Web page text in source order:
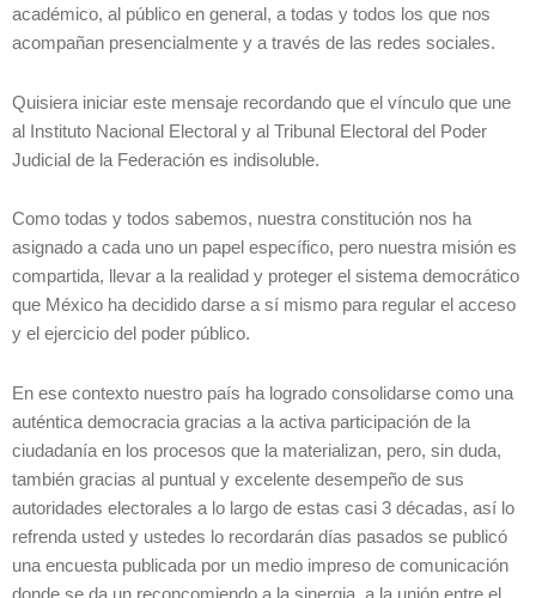
académico, al público en general, a todas y todos los que nos
acompañan presencialmente y a través de las redes sociales.
Quisiera iniciar este mensaje recordando que el vínculo que une
al Instituto Nacional Electoral y al Tribunal Electoral del Poder
Judicial de la Federación es indisoluble.
Como todas y todos sabemos, nuestra constitución nos ha
asignado a cada uno un papel específico, pero nuestra misión es
compartida, llevar a la realidad y proteger el sistema democrático
que México ha decidido darse a sí mismo para regular el acceso
y el ejercicio del poder público.
En ese contexto nuestro país ha logrado consolidarse como una
auténtica democracia gracias a la activa participación de la
ciudadanía en los procesos que la materializan, pero, sin duda,
también gracias al puntual y excelente desempeño de sus
autoridades electorales a lo largo de estas casi 3 décadas, así lo
refrenda usted y ustedes lo recordarán días pasados se publicó
una encuesta publicada por un medio impreso de comunicación
donde se da un reconcomiendo a la sinergia, a la unión entre el